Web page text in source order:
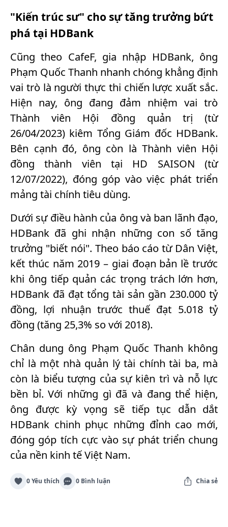
"Kiến trúc sư" cho sự tăng trưởng bứt
phá tại HDBank
Cũng theo CafeF, gia nhập HDBank, ông
Phạm Quốc Thanh nhanh chóng khẳng định
vai trò là người thực thi chiến lược xuất sắc.
Hiện nay, ông đang đảm nhiệm vai trò
Thành viên Hội đồng quản trị (từ
26/04/2023) kiêm Tổng Giám đốc HDBank.
Bên cạnh đó, ông còn là Thành viên Hội
đồng thành viên tại HD SAISON (từ
12/07/2022), đóng góp vào việc phát triển
mảng tài chính tiêu dùng.
Dưới sự điều hành của ông và ban lãnh đạo,
HDBank đã ghi nhận những con số tăng
trưởng "biết nói". Theo báo cáo từ Dân Việt,
kết thúc năm 2019 – giai đoạn bản lề trước
khi ông tiếp quản các trọng trách lớn hơn,
HDBank đã đạt tổng tài sản gần 230.000 tỷ
đồng, lợi nhuận trước thuế đạt 5.018 tỷ
đồng (tăng 25,3% so với 2018).
Chân dung ông Phạm Quốc Thanh không
chỉ là một nhà quản lý tài chính tài ba, mà
còn là biểu tượng của sự kiên trì và nỗ lực
bền bỉ. Với những gì đã và đang thể hiện,
ông được kỳ vọng sẽ tiếp tục dẫn dắt
HDBank chinh phục những đỉnh cao mới,
đóng góp tích cực vào sự phát triển chung
của nền kinh tế Việt Nam.
0 Yêu thích 0 Bình luận Chia sẻ